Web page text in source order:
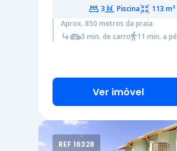
3 Piscina
113 m²
Aprox. 850 metros da praia
3 min. de carro
11 min. a pé
Ver imóvel
REF 16328